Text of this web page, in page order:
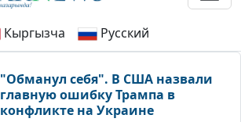
Кыргызча Русский
"Обманул себя". В США назвали
главную ошибку Трампа в
конфликте на Украине